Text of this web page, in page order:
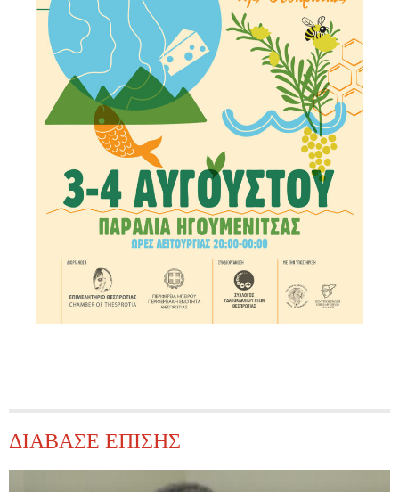
ΔΙΑΒΑΣΕ ΕΠΙΣΗΣ